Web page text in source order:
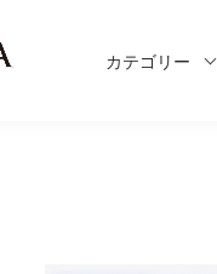
カテゴリー